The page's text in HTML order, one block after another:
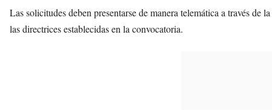
Las solicitudes deben presentarse de manera telemática a través de la
las directrices establecidas en la convocatoria.